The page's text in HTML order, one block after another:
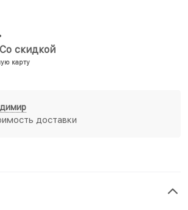
карту
Со скидкой
доставки